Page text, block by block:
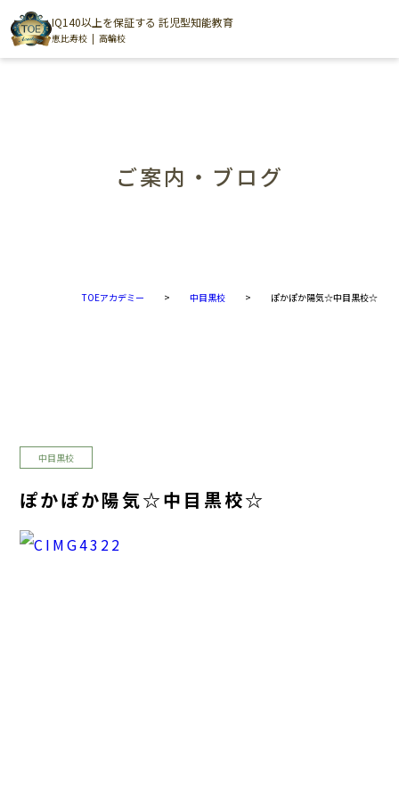
IQ140以上を保証する 託児型知能教育
恵比寿校 高輪校
ご案内・ブログ
TOEアカデミー > 中目黒校 > ぽかぽか陽気☆中目黒校☆
中目黒校
ぽかぽか陽気☆中目黒校☆